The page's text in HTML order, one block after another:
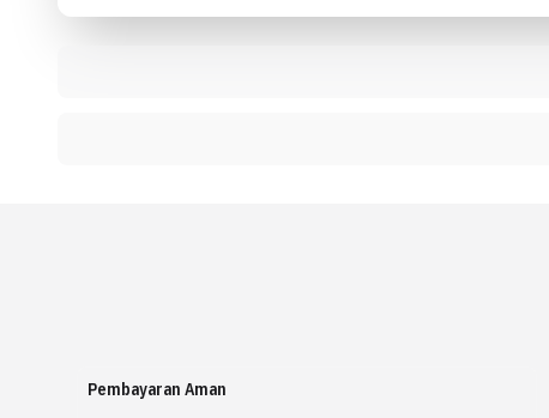
Pembayaran Aman